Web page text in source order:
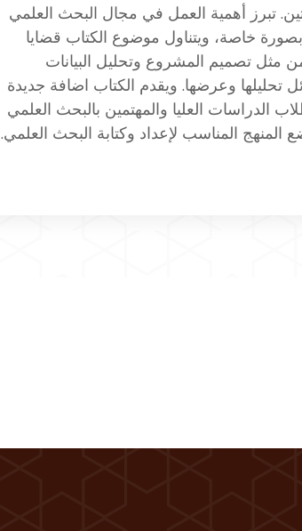
تبرز أهمية العمل في مجال البحث العلمي
خاصة، ويتناول موضوع الكتاب قضايا
تصميم المشروع وتحليل البيانات
تحليلها وعرضها. ويقدم الكتاب اضافة جديدة
الدراسات العليا والمهتمين بالبحث العلمي
المناسب لإعداد وكتابة البحث العلمي.